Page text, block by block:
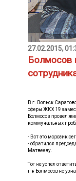
27.02.2015,
Болмосов
В г. Вольск
сферы ЖКХ 19
Болмосов провел
коммунальных
- Вот это морозик
- обратился
Матвееву.
Тот не успел
г-н Болмосов не